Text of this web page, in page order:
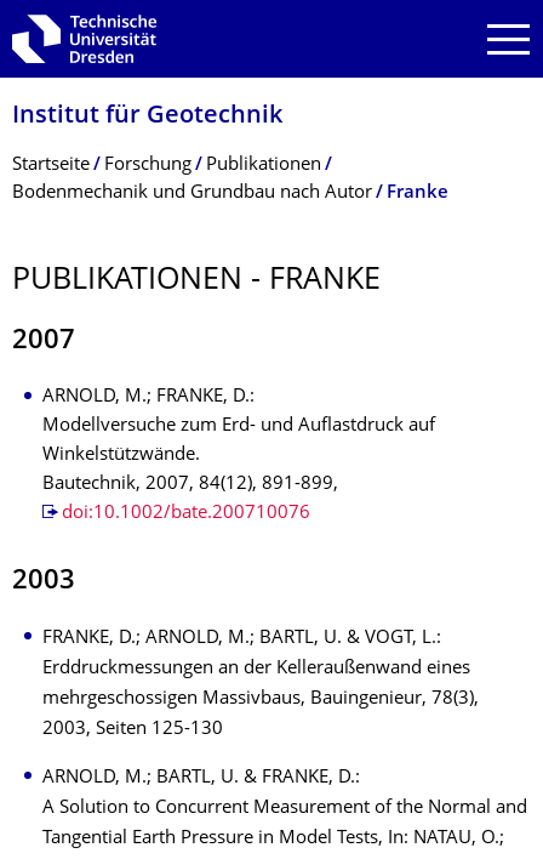
Zur Hauptnavigation springen
Zur Suche springen
Zum Inhalt springen
Institut für Geotechnik
Breadcrumb-Menü
Startseite Forschung
Publikationen
Bodenmechanik und Grundbau nach Autor
Franke
PUBLIKATIONEN - FRANKE
2007
ARNOLD, M.; FRANKE, D.:
Modellversuche zum Erd- und Auflastdruck auf
Winkelstützwände.
Bautechnik, 2007, 84(12), 891-899,
doi:10.1002/bate.200710076
2003
FRANKE, D.; ARNOLD, M.; BARTL, U. & VOGT, L.:
Erddruckmessungen an der Kelleraußenwand eines
mehrgeschossigen Massivbaus, Bauingenieur, 78(3),
2003, Seiten 125-130
ARNOLD, M.; BARTL, U. & FRANKE, D.:
A Solution to Concurrent Measurement of the Normal and
Tangential Earth Pressure in Model Tests, In: NATAU, O.;